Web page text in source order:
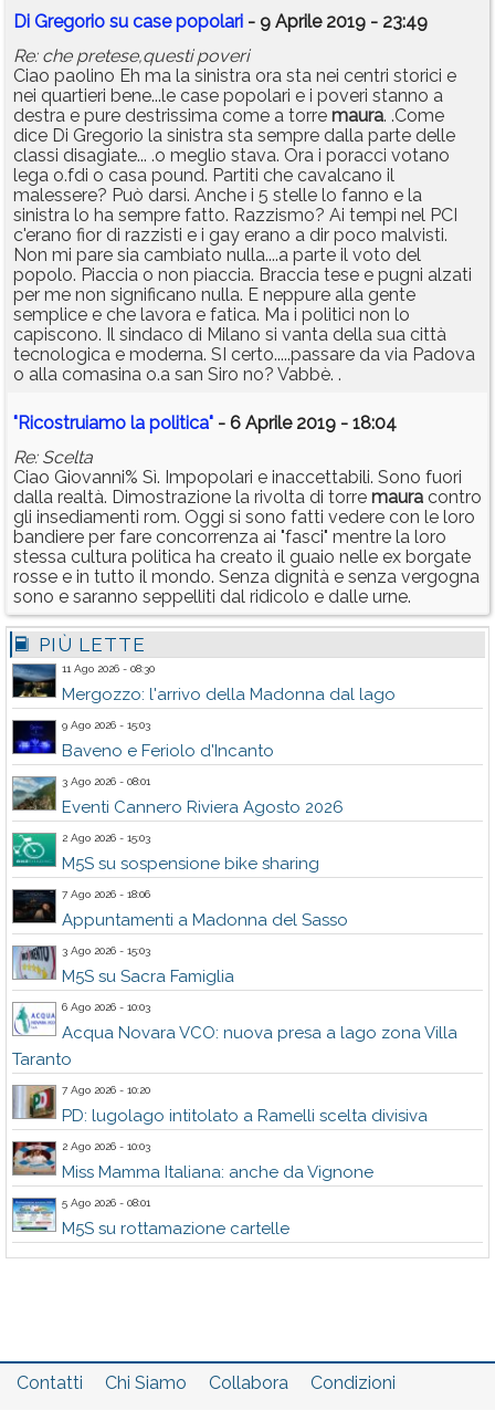
Di Gregorio su case popolari - 9 Aprile 2019 - 23:49
Re: che pretese,questi poveri
Ciao paolino Eh ma la sinistra ora sta nei centri storici e
nei quartieri bene...le case popolari e i poveri stanno a
destra e pure destrissima come a torre maura. .Come
dice Di Gregorio la sinistra sta sempre dalla parte delle
classi disagiate... .o meglio stava. Ora i poracci votano
lega o.fdi o casa pound. Partiti che cavalcano il
malessere? Può darsi. Anche i 5 stelle lo fanno e la
sinistra lo ha sempre fatto. Razzismo? Ai tempi nel PCI
c'erano fior di razzisti e i gay erano a dir poco malvisti.
Non mi pare sia cambiato nulla....a parte il voto del
popolo. Piaccia o non piaccia. Braccia tese e pugni alzati
per me non significano nulla. E neppure alla gente
semplice e che lavora e fatica. Ma i politici non lo
capiscono. Il sindaco di Milano si vanta della sua città
tecnologica e moderna. SI certo.....passare da via Padova
o alla comasina o.a san Siro no? Vabbè. .
"Ricostruiamo la politica" - 6 Aprile 2019 - 18:04
Re: Scelta
Ciao Giovanni% Sì. Impopolari e inaccettabili. Sono fuori
dalla realtà. Dimostrazione la rivolta di torre maura contro
gli insediamenti rom. Oggi si sono fatti vedere con le loro
bandiere per fare concorrenza ai "fasci" mentre la loro
stessa cultura politica ha creato il guaio nelle ex borgate
rosse e in tutto il mondo. Senza dignità e senza vergogna
sono e saranno seppelliti dal ridicolo e dalle urne.
PIÙ LETTE
11 Ago 2026 - 08:30
Mergozzo: l'arrivo della Madonna dal lago
9 Ago 2026 - 15:03
Baveno e Feriolo d'Incanto
3 Ago 2026 - 08:01
Eventi Cannero Riviera Agosto 2026
2 Ago 2026 - 15:03
M5S su sospensione bike sharing
7 Ago 2026 - 18:06
Appuntamenti a Madonna del Sasso
3 Ago 2026 - 15:03
M5S su Sacra Famiglia
6 Ago 2026 - 10:03
Acqua Novara VCO: nuova presa a lago zona Villa
Taranto
7 Ago 2026 - 10:20
PD: lugolago intitolato a Ramelli scelta divisiva
2 Ago 2026 - 10:03
Miss Mamma Italiana: anche da Vignone
5 Ago 2026 - 08:01
M5S su rottamazione cartelle
Contatti Chi Siamo Collabora
Condizioni